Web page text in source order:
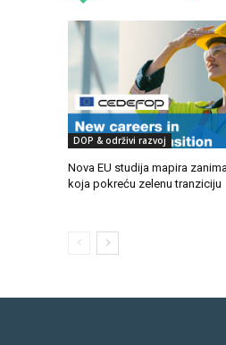
DOP & održivi razvoj
Nova EU studija mapira
koja pokreću zelenu tranziciju